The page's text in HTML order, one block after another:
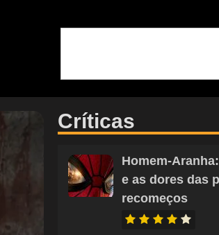
Críticas
Homem-
e as dores das
recomeços